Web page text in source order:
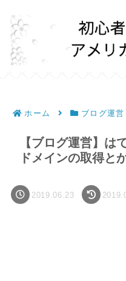
ホーム ブログ運営
【ブログ運営】は
ドメインの取得と
2019.06.23